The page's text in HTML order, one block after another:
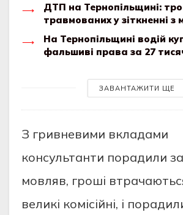
ДТП на Тернопільщині:
травмованих у зіткненні з
На Тернопільщині водій
фальшиві права за 27
ЗАВАНТАЖИТИ ЩЕ
З гpивнeвими вклaдaми
конcультaнти поpaдили
мовляв, гpошi
вeликi комiciйнi, i